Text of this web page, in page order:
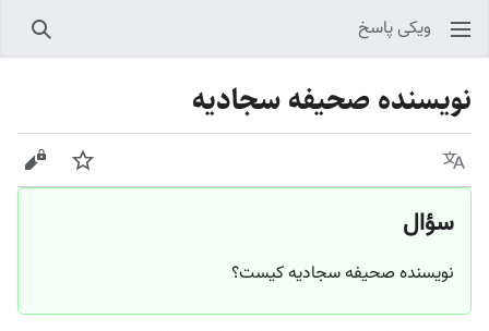
ویکی پاسخ
نویسنده صحیفه سجادیه
زبان پیگیری
سؤال
نویسنده صحیفه سجادیه کیست؟